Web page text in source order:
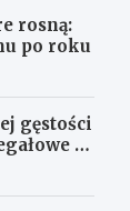
rosną:
po roku
gęstości
i